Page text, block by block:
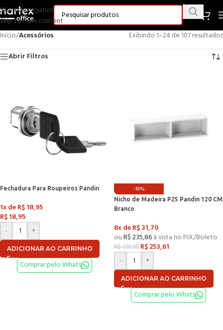
Skip to navigation
Skip to main content
Início/Acessórios
Exibindo 1–24 de 107 resultados
Abrir Filtros
Fechadura Para Roupeiros Pandin
1x deR$18,95
R$18,95
-
+
ADICIONAR AO CARRINHO
Comprar pelo Whats
-13%
Nicho de Madeira P25 Pandin 120 CM
Branco
8x deR$31,70
ouR$235,86à vista no PIX/Boleto
R$291,65 R$253,61
-
+
ADICIONAR AO CARRINHO
Comprar pelo Whats